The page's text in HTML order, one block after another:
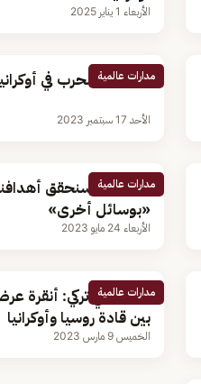
الأربعاء 1 يناير 2025
مدارات عالمية
«الناتو»: الحرب في
الأحد 17 سبتمبر 2023
مدارات عالمية
الكرملين: سنحقق
«بوسائل أخرى»
الأربعاء 24 مايو 2023
مدارات عالمية
دبلوماسي تركي: أنقرة
بين قادة روسيا وأوكرانيا
الخميس 9 مارس 2023